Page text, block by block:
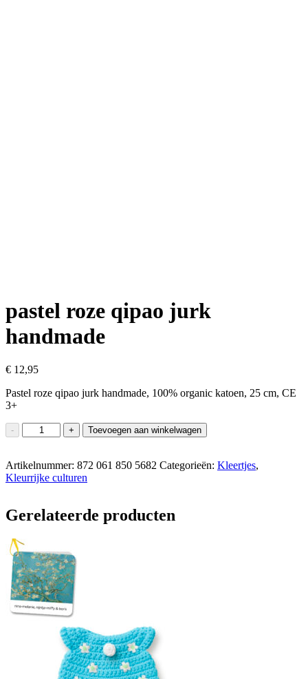
pastel roze qipao jurk
handmade
€ 12,95
Pastel roze qipao jurk handmade, 100% organic katoen, 25 cm, CE
3+
-
pastel
roze
jurk
handmade
+ Toevoegen aan winkelwagen
Artikelnummer: 872 061 850 5682 Categorieën: Kleertjes,
Kleurrijke culturen
Gerelateerde producten